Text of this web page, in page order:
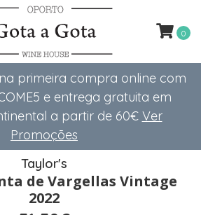
primeira compra online com
e entrega gratuita em
a partir de 60€ Ver
Promoções
0
Taylor's
de Vargellas Vintage
2022